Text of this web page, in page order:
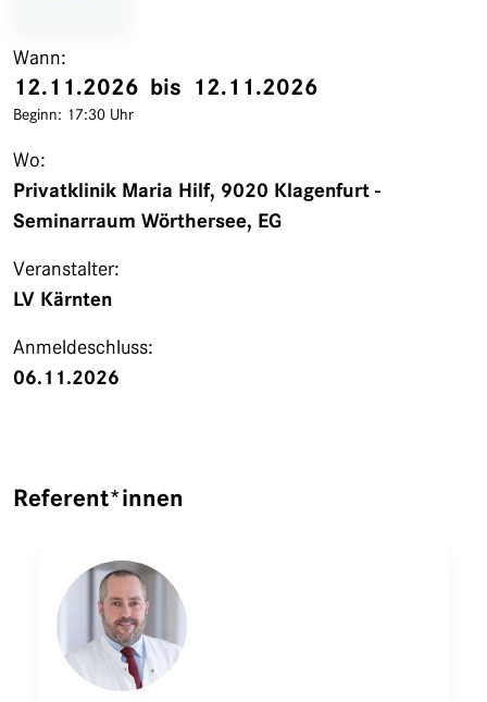
Wann:
12.11.2026 bis 12.11.2026
Beginn: 17:30 Uhr
Wo:
Privatklinik Maria Hilf, 9020 Klagenfurt -
Seminarraum Wörthersee, EG
Veranstalter:
LV Kärnten
Anmeldeschluss:
06.11.2026
Referent*innen